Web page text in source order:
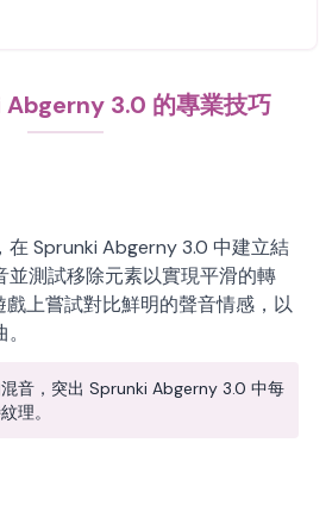
3.0 的專業技巧
在 Sprunki Abgerny 3.0 中建立結
並測試移除元素以實現平滑的轉
上嘗試對比鮮明的聲音情感，以
音，突出 Sprunki Abgerny 3.0 中每
理。